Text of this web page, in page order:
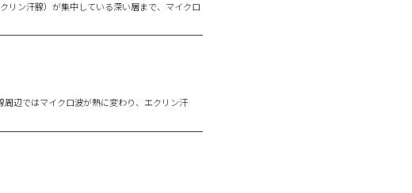
リン汗腺）が集中している深い層まで、マイクロ
辺ではマイクロ波が熱に変わり、エクリン汗